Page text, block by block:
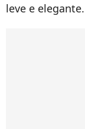
leve e elegante.